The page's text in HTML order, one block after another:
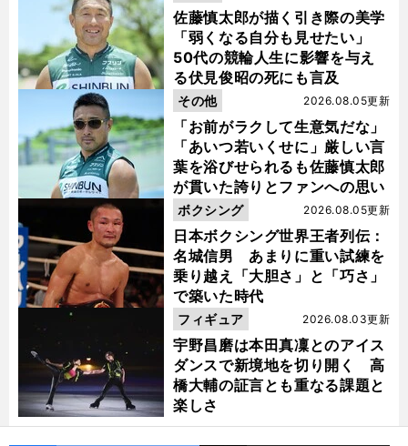
佐藤慎太郎が描く引き際の美学
「弱くなる自分も見せたい」
50代の競輪人生に影響を与え
る伏見俊昭の死にも言及
「お前がラクして生意気だな」
「あいつ若いくせに」厳しい言
葉を浴びせられるも佐藤慎太郎
が貫いた誇りとファンへの思い
2026.08.05更新
その他
日本ボクシング世界王者列伝：
名城信男 あまりに重い試練を
乗り越え「大胆さ」と「巧さ」
で築いた時代
2026.08.05更新
ボクシング
宇野昌磨は本田真凜とのアイス
ダンスで新境地を切り開く 高
橋大輔の証言とも重なる課題と
楽しさ
2026.08.03更新
フィギュア